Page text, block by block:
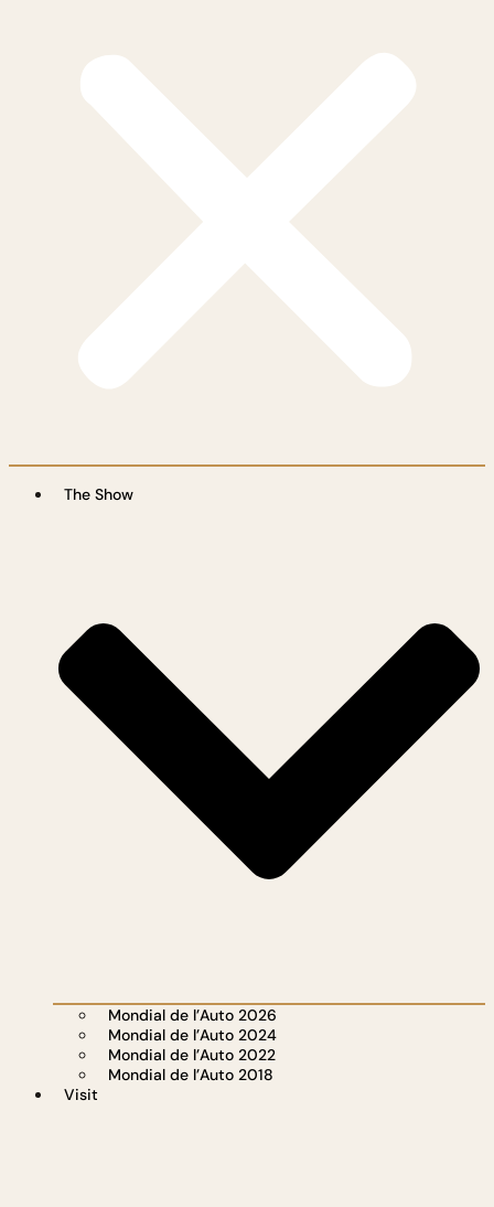
The Show
Mondial de l’Auto 2026
Mondial de l’Auto 2024
Mondial de l’Auto 2022
Mondial de l’Auto 2018
Visit